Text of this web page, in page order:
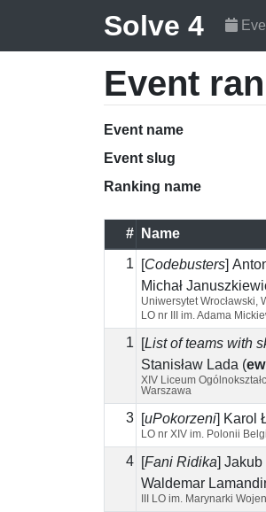
Solve 4
Event
Event name
Event slug
Ranking name
# Name
1
[Codebusters]
Michał
Uniwersytet Wrocławski,
LO nr III im. Adama
1 [List of teams with
Stanisław Lada (
XIV Liceum
Warszawa
3 [uPokorzeni] Karol
LO nr XIV im. Polonii
4 [Fani Ridika] Jakub
Waldemar
III LO im. Marynarki